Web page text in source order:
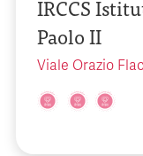
IRCCS
Paolo II
Viale Orazio